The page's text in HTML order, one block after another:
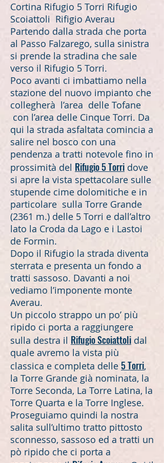
Cortina Rifugio 5 Torri Rifugio
Scoiattoli Rifigio Averau
Partendo dalla strada che porta
al Passo Falzarego, sulla sinistra
si prende la stradina che sale
verso il Rifugio 5 Torri.
Poco avanti ci imbattiamo nella
stazione del nuovo impianto che
collegherà l’area delle Tofane
con l’area delle Cinque Torri. Da
qui la strada asfaltata comincia a
salire nel bosco con una
pendenza a tratti notevole fino in
prossimità del Rifugio 5 Torri dove
si apre la vista spettacolare sulle
stupende cime dolomitiche e in
particolare sulla Torre Grande
(2361 m.) delle 5 Torri e dall’altro
lato la Croda da Lago e i Lastoi
de Formin.
Dopo il Rifugio la strada diventa
sterrata e presenta un fondo a
tratti sassoso. Davanti a noi
vediamo l’imponente monte
Averau.
Un piccolo strappo un po’ più
ripido ci porta a raggiungere
sulla destra il Rifugio Scoiattoli dal
quale avremo la vista più
classica e completa delle 5 Torri,
la Torre Grande già nominata, la
Torre Seconda, La Torre Latina, la
Torre Quarta e la Torre Inglese.
Proseguiamo quindi la nostra
salita sull’ultimo tratto pittosto
sconnesso, sassoso ed a tratti un
pò ripido che ci porta a